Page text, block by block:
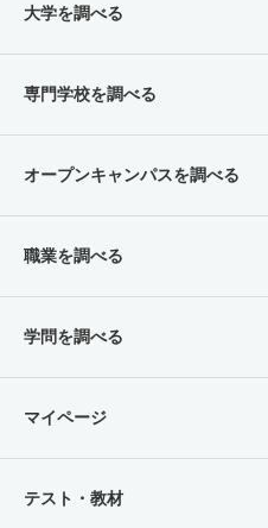
大学を調べる
専門学校を調べる
オープンキャンパスを調べる
職業を調べる
学問を調べる
マイページ
テスト・教材